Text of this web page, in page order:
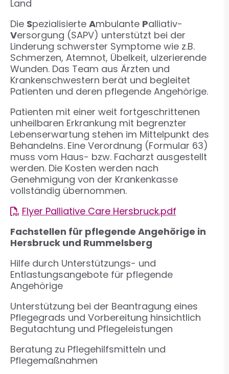
Land
Die Spezialisierte Ambulante Palliativ-
Versorgung (SAPV) unterstützt bei der
Linderung schwerster Symptome wie z.B.
Schmerzen, Atemnot, Übelkeit, ulzerierende
Wunden. Das Team aus Ärzten und
Krankenschwestern berät und begleitet
Patienten und deren pflegende Angehörige.
Patienten mit einer weit fortgeschrittenen
unheilbaren Erkrankung mit begrenzter
Lebenserwartung stehen im Mittelpunkt des
Behandelns. Eine Verordnung (Formular 63)
muss vom Haus- bzw. Facharzt ausgestellt
werden. Die Kosten werden nach
Genehmigung von der Krankenkasse
vollständig übernommen.
Flyer Palliative Care Hersbruck.pdf
Fachstellen für pflegende Angehörige in
Hersbruck und Rummelsberg
Hilfe durch Unterstützungs- und
Entlastungsangebote für pflegende
Angehörige
Unterstützung bei der Beantragung eines
Pflegegrads und Vorbereitung hinsichtlich
Begutachtung und Pflegeleistungen
Beratung zu Pflegehilfsmitteln und
Pflegemaßnahmen